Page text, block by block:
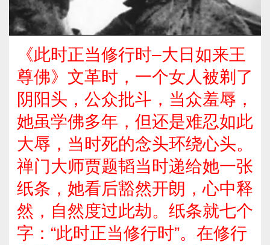
《此时正当修行时–大日如来王
尊佛》文革时，一个女人被剃了
阴阳头，公众批斗，当众羞辱，
她虽学佛多年，但还是难忍如此
大辱，当时死的念头环绕心头。
禅门大师贾题韬当时递给她一张
纸条，她看后豁然开朗，心中释
然，自然度过此劫。纸条就七个
字：“此时正当修行时”。在修行